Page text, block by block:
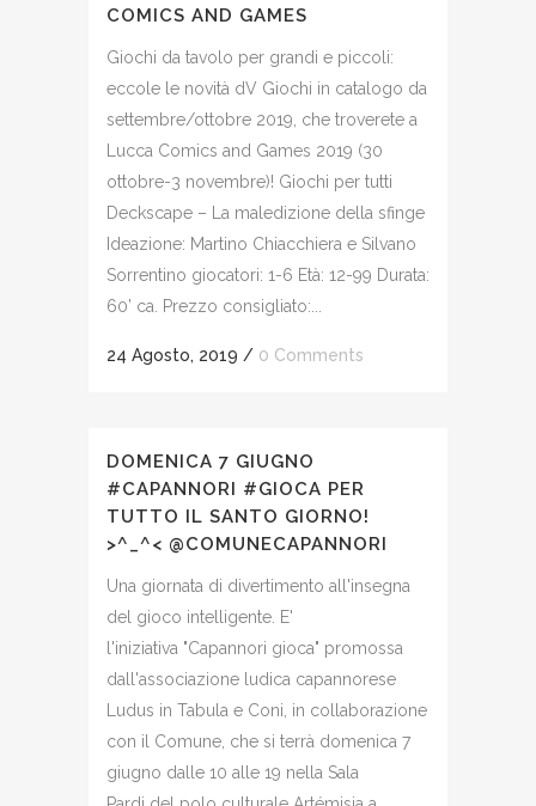
COMICS AND GAMES
Giochi da tavolo per grandi e piccoli:
eccole le novità dV Giochi in catalogo da
settembre/ottobre 2019, che troverete a
Lucca Comics and Games 2019 (30
ottobre-3 novembre)! Giochi per tutti
Deckscape – La maledizione della sfinge
Ideazione: Martino Chiacchiera e Silvano
Sorrentino giocatori: 1-6 Età: 12-99 Durata:
60’ ca. Prezzo consigliato:...
24 Agosto, 2019 / 0 Comments
DOMENICA 7 GIUGNO
#CAPANNORI #GIOCA PER
TUTTO IL SANTO GIORNO!
>^_^< @COMUNECAPANNORI
Una giornata di divertimento all'insegna
del gioco intelligente. E'
l'iniziativa "Capannori gioca" promossa
dall'associazione ludica capannorese
Ludus in Tabula e Coni, in collaborazione
con il Comune, che si terrà domenica 7
giugno dalle 10 alle 19 nella Sala